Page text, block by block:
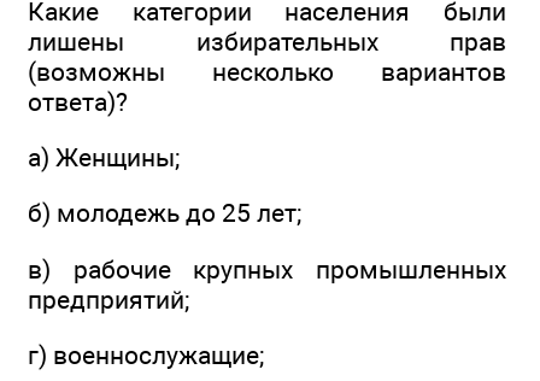
Какие категории населения были
лишены избирательных прав
(возможны несколько вариантов
ответа)?
а) Женщины;
б) молодежь до 25 лет;
в) рабочие крупных промышленных
предприятий;
г) военнослужащие;